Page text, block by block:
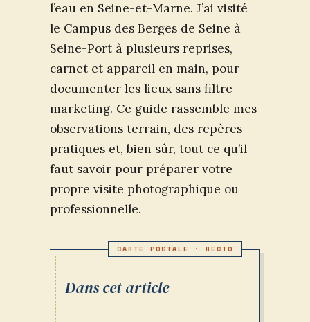
l’eau en Seine-et-Marne. J’ai visité
le Campus des Berges de Seine à
Seine-Port à plusieurs reprises,
carnet et appareil en main, pour
documenter les lieux sans filtre
marketing. Ce guide rassemble mes
observations terrain, des repères
pratiques et, bien sûr, tout ce qu’il
faut savoir pour préparer votre
propre visite photographique ou
professionnelle.
Dans cet article